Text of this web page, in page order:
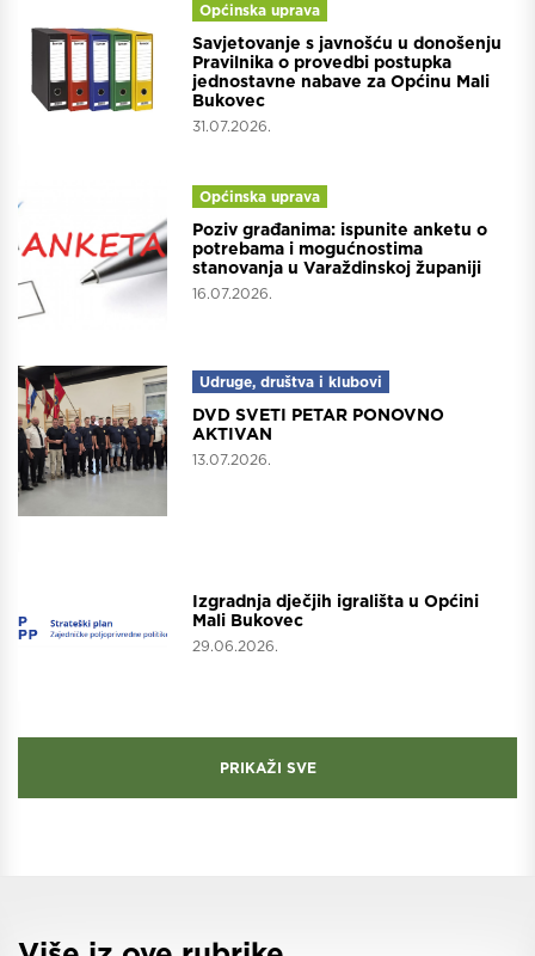
Općinska uprava
Savjetovanje s javnošću u donošenju
Pravilnika o provedbi postupka
jednostavne nabave za Općinu Mali
Bukovec
31.07.2026.
Općinska uprava
Poziv građanima: ispunite anketu o
potrebama i mogućnostima
stanovanja u Varaždinskoj županiji
16.07.2026.
Udruge, društva i klubovi
DVD SVETI PETAR PONOVNO
AKTIVAN
13.07.2026.
Izgradnja dječjih igrališta u Općini
Mali Bukovec
29.06.2026.
PRIKAŽI SVE